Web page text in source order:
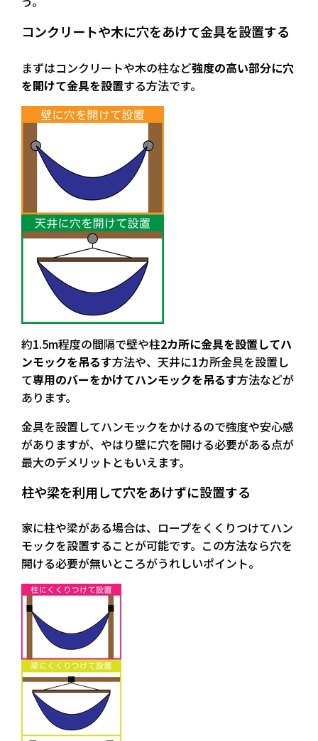
コンクリートや木に穴をあけて金具を設置する
まずはコンクリートや木の柱など強度の高い部分に穴
を開けて金具を設置する方法です。
約1.5m程度の間隔で壁や柱2カ所に金具を設置してハ
ンモックを吊るす方法や、天井に1カ所金具を設置し
て専用のバーをかけてハンモックを吊るす方法などが
あります。
金具を設置してハンモックをかけるので強度や安心感
がありますが、やはり壁に穴を開ける必要がある点が
最大のデメリットともいえます。
柱や梁を利用して穴をあけずに設置する
家に柱や梁がある場合は、ロープをくくりつけてハン
モックを設置することが可能です。この方法なら穴を
開ける必要が無いところがうれしいポイント。